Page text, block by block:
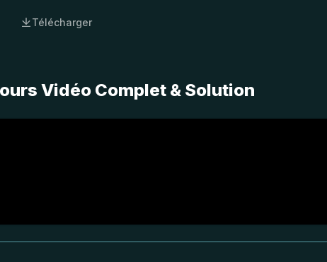
Télécharger
Vidéo Complet & Solution